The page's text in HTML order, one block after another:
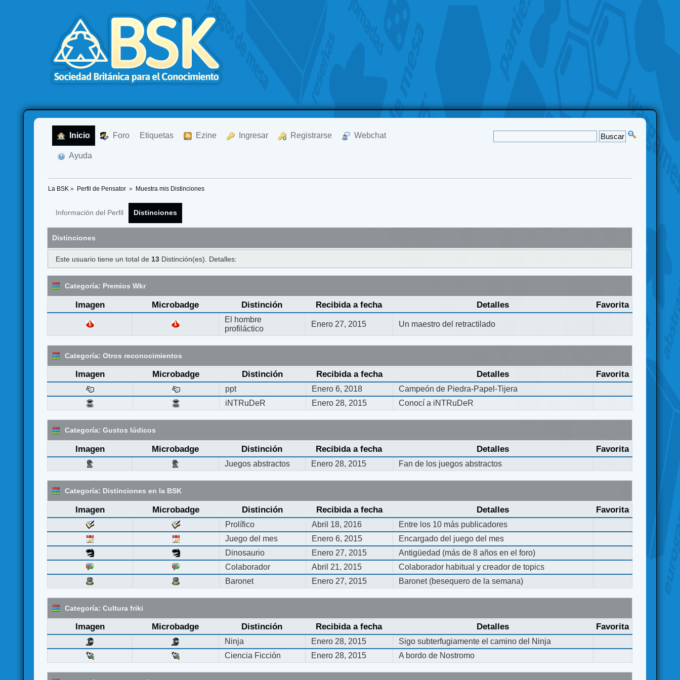
Inicio Foro Etiquetas Ezine Ingresar Registrarse Webchat
Ayuda
La BSK » Perfil de Pensator » Muestra mis Distinciones
Información del Perfil Distinciones
Distinciones
Este usuario tiene un total de 13Distinción(es). Detalles:
Categoría: Premios Wkr
Imagen Microbadge Distinción Recibida a fecha Detalles Favorita
El hombre
profiláctico
Enero 27, 2015 Un maestro del retractilado
Categoría: Otros reconocimientos
Imagen Microbadge Distinción Recibida a fecha Detalles Favorita
ppt Enero 6, 2018
Campeón de Piedra-Papel-Tijera
iNTRuDeR
Enero 28, 2015 Conocí a iNTRuDeR
Categoría: Gustos lúdicos
Imagen Microbadge Distinción Recibida a fecha Detalles Favorita
Juegos abstractos Enero 28, 2015 Fan de los juegos abstractos
Categoría: Distinciones en la BSK
Imagen Microbadge Distinción Recibida a fecha Detalles Favorita
Prolífico Abril 18, 2016
Entre los 10 más publicadores
Juego del mes
Enero 6, 2015
Encargado del juego del mes
Dinosaurio
Enero 27, 2015
Antigüedad (más de 8 años en el foro)
Colaborador
Abril 21, 2015
Colaborador habitual y creador de topics
Baronet
Enero 27, 2015 Baronet (besequero de la semana)
Categoría: Cultura friki
Imagen Microbadge Distinción Recibida a fecha Detalles Favorita
Ninja Enero 28, 2015
Sigo subterfugiamente el camino del Ninja
Ciencia Ficción
Enero 28, 2015 A bordo de Nostromo